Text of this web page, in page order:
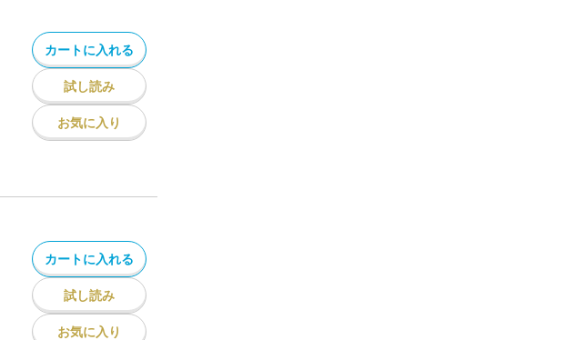
カートに入れる
試し読み
お気に入り
カートに入れる
試し読み
お気に入り